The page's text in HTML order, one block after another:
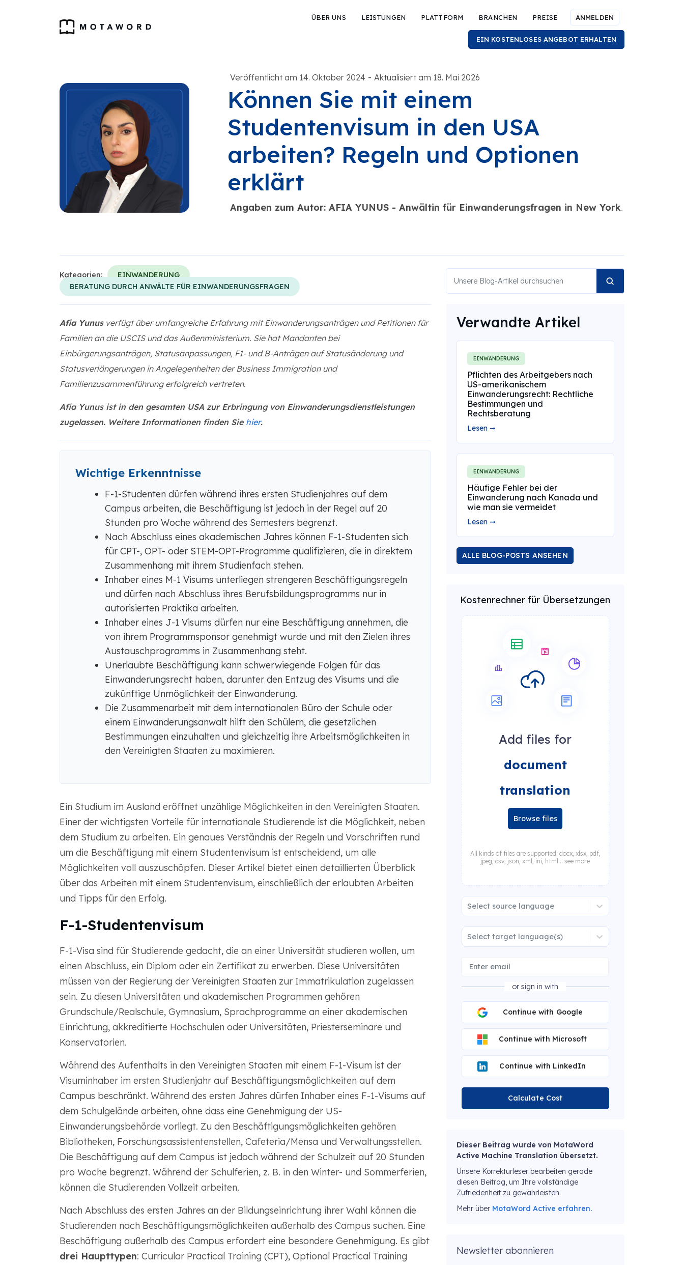
ÜBER UNS LEISTUNGEN PLATTFORM BRANCHEN PREISE ANMELDEN
EIN KOSTENLOSES ANGEBOT ERHALTEN
Veröffentlicht am 14. Oktober 2024 - Aktualisiert am 18. Mai 2026
Können Sie mit einem
Studentenvisum in den USA
arbeiten? Regeln und Optionen
erklärt
Angaben zum Autor: AFIA YUNUS - Anwältin für Einwanderungsfragen in New York.
Kategorien:
EINWANDERUNG
BERATUNG DURCH ANWÄLTE FÜR EINWANDERUNGSFRAGEN
Afia Yunusverfügt über umfangreiche Erfahrung mit Einwanderungsanträgen und Petitionen für
Familien an die USCIS und das Außenministerium. Sie hat Mandanten bei
Einbürgerungsanträgen, Statusanpassungen, F1- und B-Anträgen auf Statusänderung und
Statusverlängerungen in Angelegenheiten der Business Immigration und
Familienzusammenführung erfolgreich vertreten.
Afia Yunus ist in den gesamten USA zur Erbringung von Einwanderungsdienstleistungen
zugelassen. Weitere Informationen finden Sie hier.
Wichtige Erkenntnisse
F-1-Studenten dürfen während ihres ersten Studienjahres auf dem
Campus arbeiten, die Beschäftigung ist jedoch in der Regel auf 20
Stunden pro Woche während des Semesters begrenzt.
Nach Abschluss eines akademischen Jahres können F-1-Studenten sich
für CPT-, OPT- oder STEM-OPT-Programme qualifizieren, die in direktem
Zusammenhang mit ihrem Studienfach stehen.
Inhaber eines M-1 Visums unterliegen strengeren Beschäftigungsregeln
und dürfen nach Abschluss ihres Berufsbildungsprogramms nur in
autorisierten Praktika arbeiten.
Inhaber eines J-1 Visums dürfen nur eine Beschäftigung annehmen, die
von ihrem Programmsponsor genehmigt wurde und mit den Zielen ihres
Austauschprogramms in Zusammenhang steht.
Unerlaubte Beschäftigung kann schwerwiegende Folgen für das
Einwanderungsrecht haben, darunter den Entzug des Visums und die
zukünftige Unmöglichkeit der Einwanderung.
Die Zusammenarbeit mit dem internationalen Büro der Schule oder
einem Einwanderungsanwalt hilft den Schülern, die gesetzlichen
Bestimmungen einzuhalten und gleichzeitig ihre Arbeitsmöglichkeiten in
den Vereinigten Staaten zu maximieren.
Ein Studium im Ausland eröffnet unzählige Möglichkeiten in den Vereinigten Staaten.
Einer der wichtigsten Vorteile für internationale Studierende ist die Möglichkeit, neben
dem Studium zu arbeiten. Ein genaues Verständnis der Regeln und Vorschriften rund
um die Beschäftigung mit einem Studentenvisum ist entscheidend, um alle
Möglichkeiten voll auszuschöpfen. Dieser Artikel bietet einen detaillierten Überblick
über das Arbeiten mit einem Studentenvisum, einschließlich der erlaubten Arbeiten
und Tipps für den Erfolg.
F-1-Studentenvisum
F-1-Visa sind für Studierende gedacht, die an einer Universität studieren wollen, um
einen Abschluss, ein Diplom oder ein Zertifikat zu erwerben. Diese Universitäten
müssen von der Regierung der Vereinigten Staaten zur Immatrikulation zugelassen
sein. Zu diesen Universitäten und akademischen Programmen gehören
Grundschule/Realschule, Gymnasium, Sprachprogramme an einer akademischen
Einrichtung, akkreditierte Hochschulen oder Universitäten, Priesterseminare und
Konservatorien.
Während des Aufenthalts in den Vereinigten Staaten mit einem F-1-Visum ist der
Visuminhaber im ersten Studienjahr auf Beschäftigungsmöglichkeiten auf dem
Campus beschränkt. Während des ersten Jahres dürfen Inhaber eines F-1-Visums auf
dem Schulgelände arbeiten, ohne dass eine Genehmigung der US-
Einwanderungsbehörde vorliegt. Zu den Beschäftigungsmöglichkeiten gehören
Bibliotheken, Forschungsassistentenstellen, Cafeteria/Mensa und Verwaltungsstellen.
Die Beschäftigung auf dem Campus ist jedoch während der Schulzeit auf 20 Stunden
pro Woche begrenzt. Während der Schulferien, z. B. in den Winter- und Sommerferien,
können die Studierenden Vollzeit arbeiten.
Nach Abschluss des ersten Jahres an der Bildungseinrichtung ihrer Wahl können die
Studierenden nach Beschäftigungsmöglichkeiten außerhalb des Campus suchen. Eine
Beschäftigung außerhalb des Campus erfordert eine besondere Genehmigung. Es gibt
drei Haupttypen: Curricular Practical Training (CPT), Optional Practical Training
Verwandte Artikel
EINWANDERUNG
Pflichten des Arbeitgebers nach
US-amerikanischem
Einwanderungsrecht: Rechtliche
Bestimmungen und
Rechtsberatung
Lesen ➞
EINWANDERUNG
Häufige Fehler bei der
Einwanderung nach Kanada und
wie man sie vermeidet
Lesen ➞
ALLE BLOG-POSTS ANSEHEN
Kostenrechner für Übersetzungen
Add files for
document
translation
Browse files
All kinds of files are supported: docx, xlsx, pdf,
jpeg, csv, json, xml, ini, html... see more
Select source language
Select target language(s)
or sign in with
Continue with Google
Continue with Microsoft
Continue with LinkedIn
Calculate Cost
Dieser Beitrag wurde von MotaWord
Active Machine Translation übersetzt.
Unsere Korrekturleser bearbeiten gerade
diesen Beitrag, um Ihre vollständige
Zufriedenheit zu gewährleisten.
Mehr über MotaWord Active erfahren.
Newsletter abonnieren